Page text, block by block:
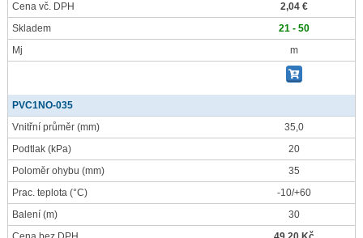
Cena vč. DPH
2,04 €
Skladem
21 - 50
Mj
m
PVC1NO-035
Vnitřní průměr (mm)
35,0
Podtlak (kPa)
20
Poloměr ohybu (mm)
35
Prac. teplota (°C)
-10/+60
Balení (m)
30